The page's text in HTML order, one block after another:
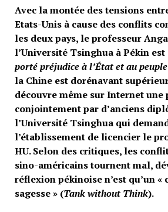
Avec la montée des tensions
Etats-Unis à cause des conflits
les deux pays, le professeur
l’Université Tsinghua à Pékin est
porté préjudice à l’État et au
la Chine est dorénavant
découvre même sur Internet une
conjointement par d’anciens
l’Université Tsinghua qui
l’établissement de licencier le
HU. Selon des critiques, les
sino-américains tournent mal,
réflexion pékinoise n’est qu’un «
sagesse » (Tank without Think).